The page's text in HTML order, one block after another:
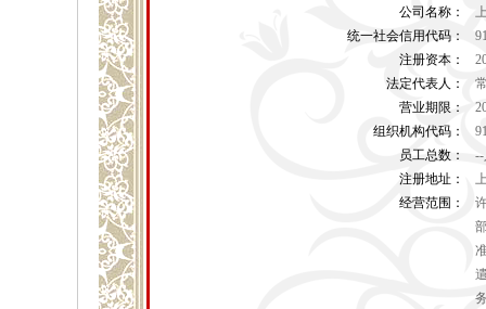
公司名称：
统一社会信用代码：
注册资本：
法定代表人：
营业期限：
组织机构代码：
员工总数：
注册地址：
经营范围：